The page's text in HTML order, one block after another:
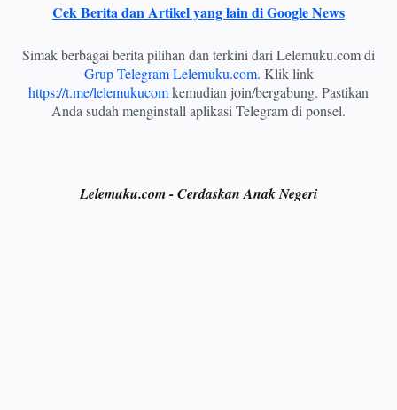
Cek Berita dan Artikel yang lain di Google News
Simak berbagai berita pilihan dan terkini dari Lelemuku.com di
Grup Telegram Lelemuku.com. Klik link
https://t.me/lelemukucomkemudian join/bergabung. Pastikan
Anda sudah menginstall aplikasi Telegram di ponsel.
Lelemuku.com - Cerdaskan Anak Negeri